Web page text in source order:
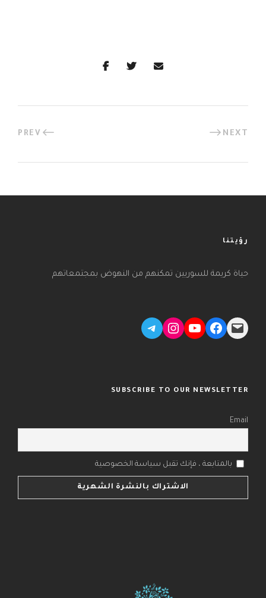
PREV NEXT
رؤيتنا
حياة كريمة للسوريين تمكنهم من النهوض بمجتمعاتهم
Mail
Facebook
YouTube
Instagram
Telegram
SUBSCRIBE TO OUR NEWSLETTER
Email
بالمتابعة ، فإنك تقبل سياسة الخصوصية